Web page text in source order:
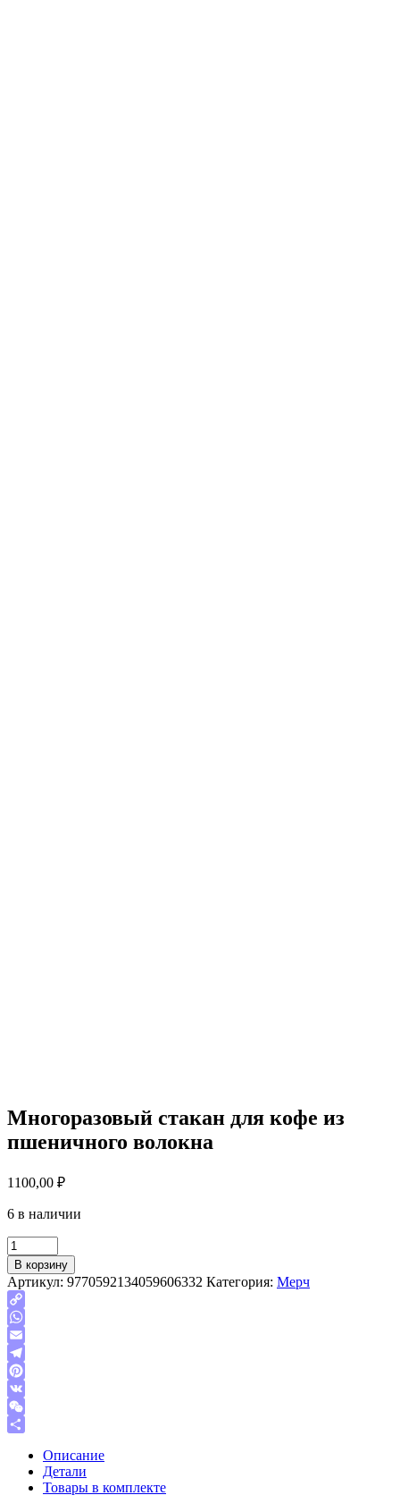
Многоразовый стакан для кофе из
пшеничного волокна
1100,00 ₽
6 в наличии
Quantity
В корзину
Артикул: 9770592134059606332 Категория: Мерч
Copy
Link
WhatsApp
Email
Telegram
Pinterest
VK
WeChat
Описание
Детали
Товары в комплекте